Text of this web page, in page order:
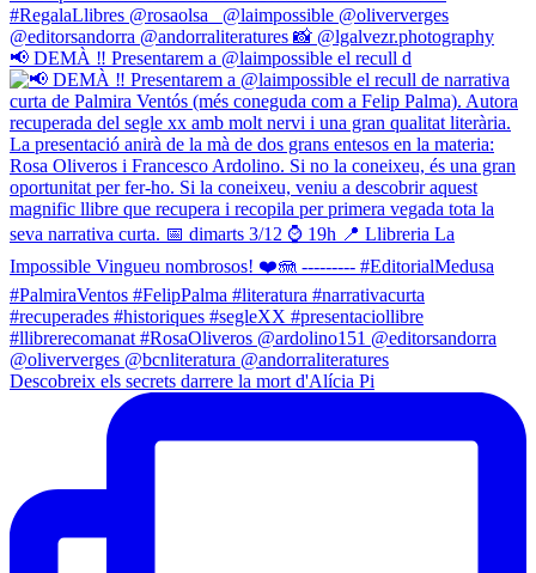
📢 DEMÀ ‼️ Presentarem a @laimpossible el recull d
Descobreix els secrets darrere la mort d'Alícia Pi